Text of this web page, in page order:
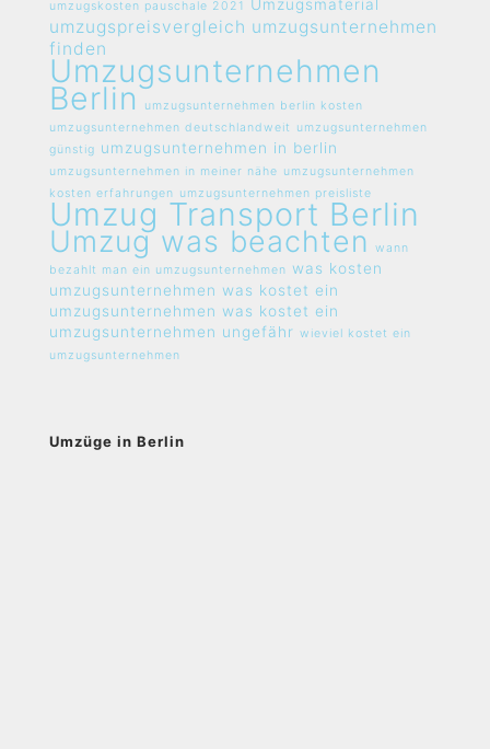
umzugskosten pauschale 2021
Umzugsmaterial
umzugspreisvergleich umzugsunternehmen
finden
Umzugsunternehmen
Berlin
umzugsunternehmen berlin kosten
umzugsunternehmen deutschlandweit
umzugsunternehmen
günstig umzugsunternehmen in berlin
umzugsunternehmen in meiner nähe umzugsunternehmen
kosten erfahrungen umzugsunternehmen preisliste
Umzug Transport Berlin
Umzug was beachten
wann
bezahlt man ein umzugsunternehmen was kosten
umzugsunternehmen was kostet ein
umzugsunternehmen was kostet ein
umzugsunternehmen ungefähr wieviel kostet ein
umzugsunternehmen
Umzüge in Berlin